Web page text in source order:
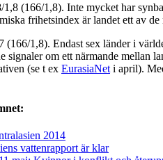
1,8 (166/1,8). Inte mycket har
frihetsindex är landet ett av
(166/1,8). Endast sex länder i
signaler om ett närmande mellan
(se t ex EurasiaNet i april).
2014
vattenrapport är klar